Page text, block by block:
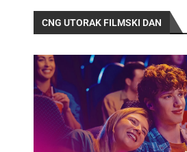
CNG UTORAK FILMSKI DAN